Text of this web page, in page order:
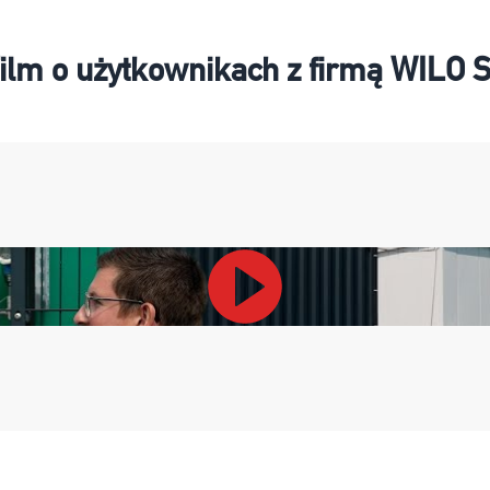
o użytkownikach z firmą WILO